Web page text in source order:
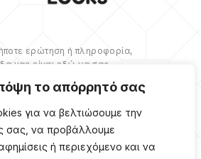
το απόρρητό σας
για να βελτιώσουμε την
σας, να προβάλλουμε
ή περιεχόμενο και να
ερώτηση ή πληροφορία,
μας είναι εδώ να σας
βοηθήσουμε.
ΠΕΡΙΣΣΌΤΕΡΑ